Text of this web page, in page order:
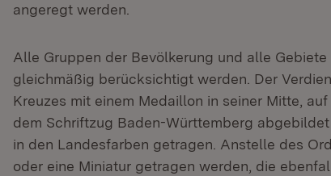
angeregt werden.
Alle Gruppen der Bevölkerung und alle
gleichmäßig berücksichtigt werden. Der
Kreuzes mit einem Medaillon in seiner Mitte,
dem Schriftzug Baden-Württemberg
in den Landesfarben getragen. Anstelle des
oder eine Miniatur getragen werden, die